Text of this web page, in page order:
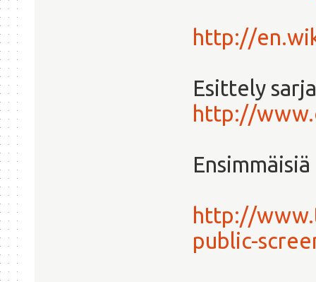
http://
Esittely
http://
Ensimmäisiä
http://
public-